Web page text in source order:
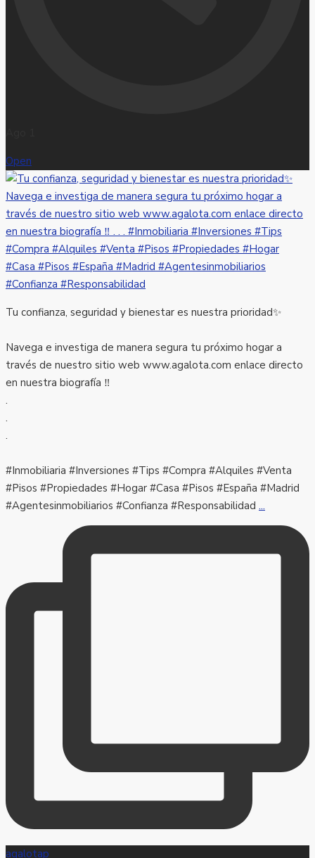
Open
Tu confianza, seguridad y bienestar es nuestra prioridad✨
Navega e investiga de manera segura tu próximo hogar a
través de nuestro sitio web www.agalota.com enlace directo
en nuestra biografía ‼️
.
.
.
#Inmobiliaria #Inversiones #Tips #Compra #Alquiles #Venta
#Pisos #Propiedades #Hogar #Casa #Pisos #España #Madrid
#Agentesinmobiliarios #Confianza #Responsabilidad ...
agalotap